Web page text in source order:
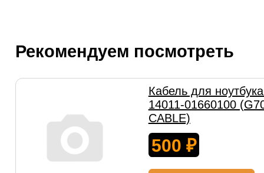
Рекомендуем посмотреть
Кабель для
14011-01660100
CABLE)
500 ₽